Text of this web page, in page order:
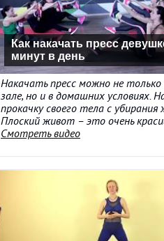
Как накачать пресс
минут в день
Накачать пресс можно не
зале, но и в домашних условиях.
прокачку своего тела с
Плоский живот – это очень
Смотреть видео